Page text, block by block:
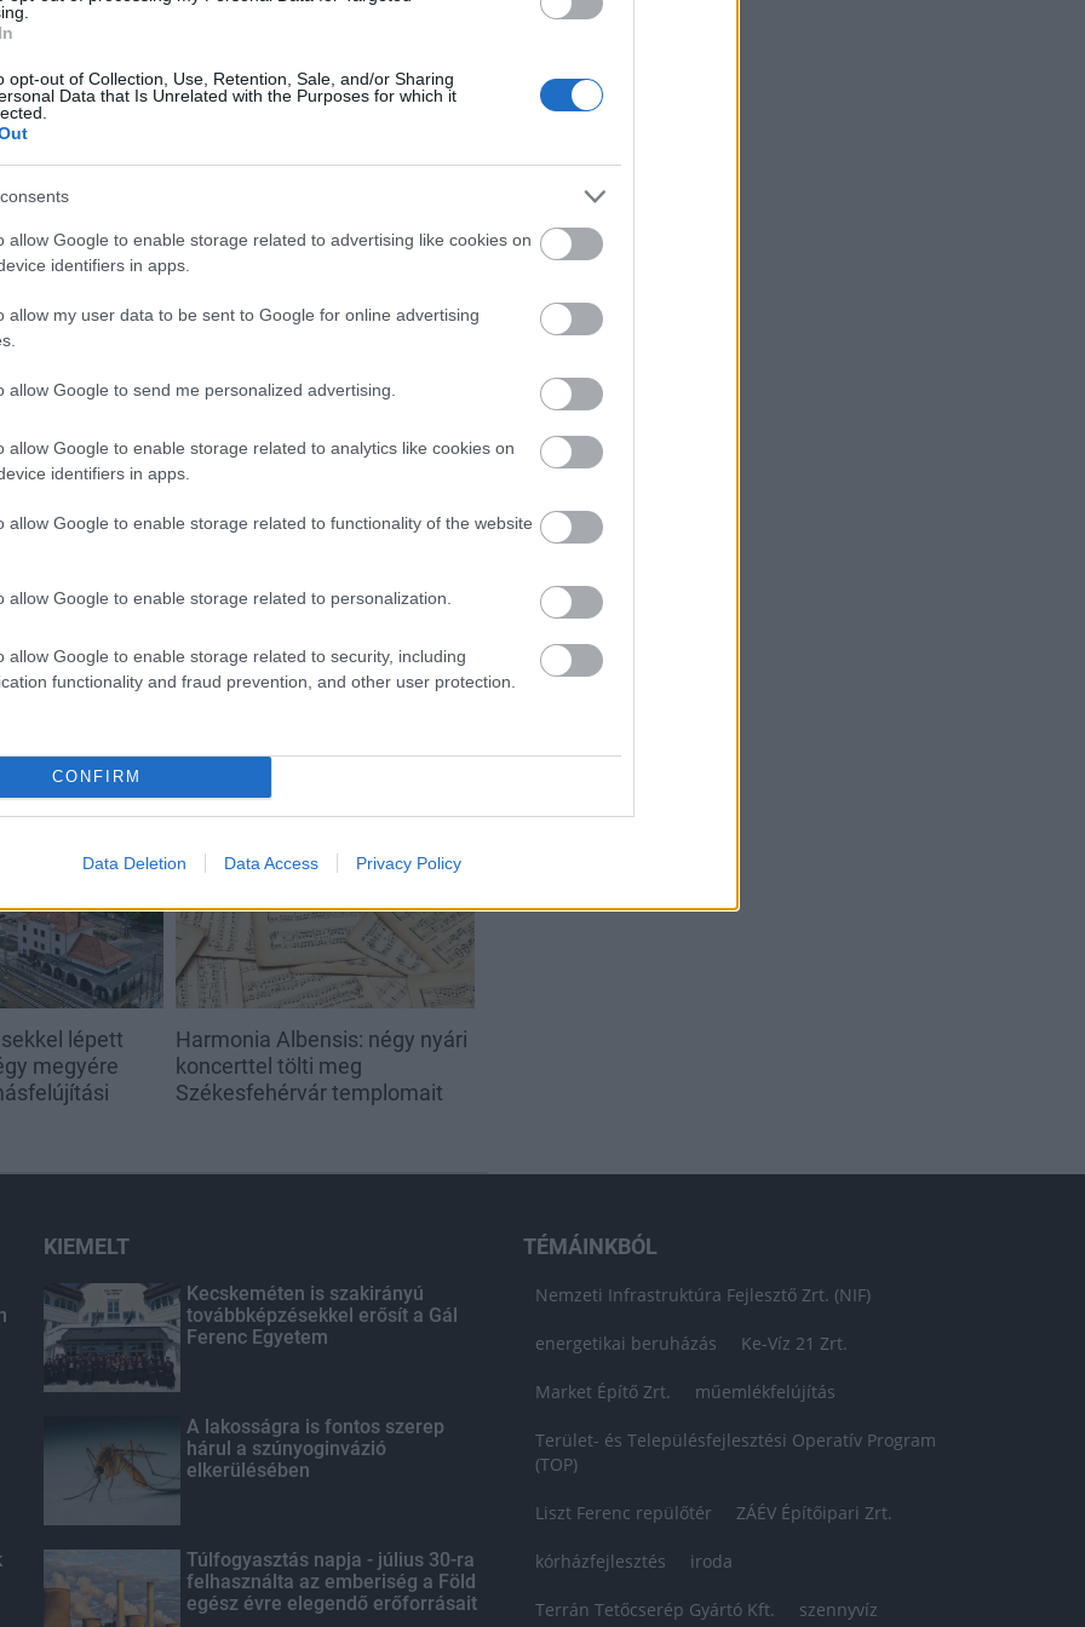
opt-out of Collection, Use, Retention, Sale, and/or Sharing
Data that Is Unrelated with the Purposes for which it
allow Google to enable storage related to advertising like cookies on
identifiers in apps.
allow my user data to be sent to Google for online advertising
allow Google to send me personalized advertising.
allow Google to enable storage related to analytics like cookies on
identifiers in apps.
allow Google to enable storage related to functionality of the website
allow Google to enable storage related to personalization.
allow Google to enable storage related to security, including
functionality and fraud prevention, and other user protection.
CONFIRM
Data Deletion Data Access Privacy Policy
árnyékában?
Elkészült a Liszt Ferenc repülőtér
Látlelet a hazai víziközművekről?
Egyetlen, fél évszázados
Épített öröksége megújításával is
készül Mohács a csata ötszázadik
lépett
megyére
Harmonia Albensis: négy nyári
koncerttel tölti meg
Székesfehérvár templomait
KIEMELT
Kecskeméten is szakirányú
továbbképzésekkel erősít a Gál
Ferenc Egyetem
A lakosságra is fontos szerep
hárul a szúnyoginvázió
elkerülésében
Túlfogyasztás napja - július 30-ra
felhasználta az emberiség a Föld
egész évre elegendő erőforrásait
TÉMÁINKBÓL
Nemzeti Infrastruktúra Fejlesztő Zrt. (NIF)
energetikai beruházás Ke-Víz 21 Zrt.
Market Építő Zrt. műemlékfelújítás
Terület- és Településfejlesztési Operatív Program
(TOP)
Liszt Ferenc repülőtér ZÁÉV Építőipari Zrt.
kórházfejlesztés iroda
Terrán Tetőcserép Gyártó Kft. szennyvíz